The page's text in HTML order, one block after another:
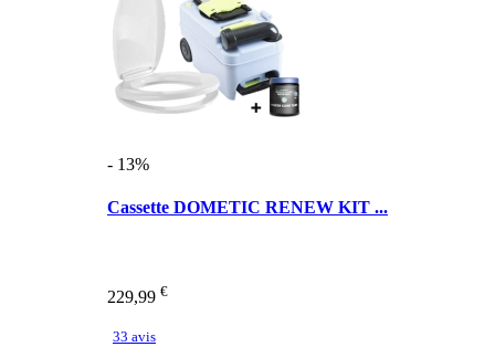
- 13%
Cassette DOMETIC RENEW KIT ...
229,99 €
33 avis